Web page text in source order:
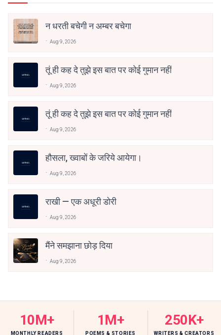
न धरती बचेगी न अम्बर बचेगा
Aug 9, 2026
तूं ही कह दे तुझे इस बात पर कोई गुमान नहीं
Aug 9, 2026
तूं ही कह दे तुझे इस बात पर कोई गुमान नहीं
Aug 9, 2026
हौसला, ख्वाबों के जरिये आयेगा।
Aug 9, 2026
राखी — एक अधूरी डोरी
Aug 9, 2026
मैंने समझाना छोड़ दिया
Aug 9, 2026
10M+
MONTHLY READERS
1M+
POEMS & STORIES
250K+
WRITERS & CREATORS